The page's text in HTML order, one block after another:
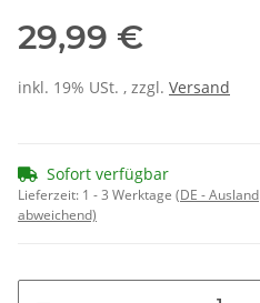
29,99 €
inkl. 19% USt. , zzgl. Versand
Sofort verfügbar
Lieferzeit: 1 - 3 Werktage (DE - Ausland
abweichend)